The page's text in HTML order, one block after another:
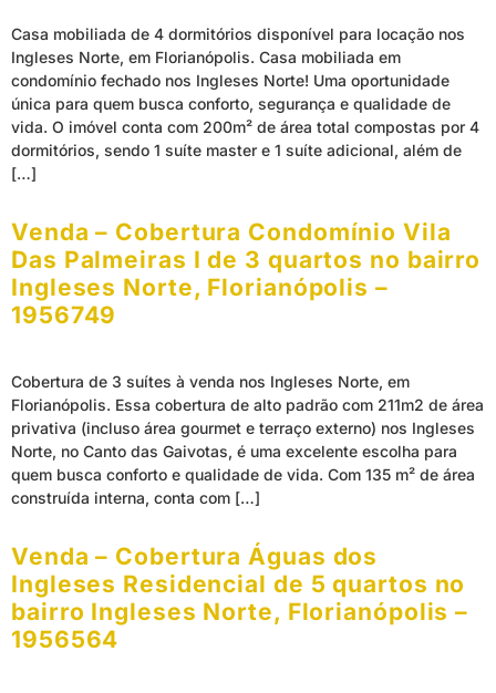
Casa mobiliada de 4 dormitórios disponível para locação nos
Ingleses Norte, em Florianópolis. Casa mobiliada em
condomínio fechado nos Ingleses Norte! Uma oportunidade
única para quem busca conforto, segurança e qualidade de
vida. O imóvel conta com 200m² de área total compostas por 4
dormitórios, sendo 1 suíte master e 1 suíte adicional, além de
[…]
Venda – Cobertura Condomínio Vila
Das Palmeiras I de 3 quartos no bairro
Ingleses Norte, Florianópolis –
1956749
Cobertura de 3 suítes à venda nos Ingleses Norte, em
Florianópolis. Essa cobertura de alto padrão com 211m2 de área
privativa (incluso área gourmet e terraço externo) nos Ingleses
Norte, no Canto das Gaivotas, é uma excelente escolha para
quem busca conforto e qualidade de vida. Com 135 m² de área
construída interna, conta com […]
Venda – Cobertura Águas dos
Ingleses Residencial de 5 quartos no
bairro Ingleses Norte, Florianópolis –
1956564